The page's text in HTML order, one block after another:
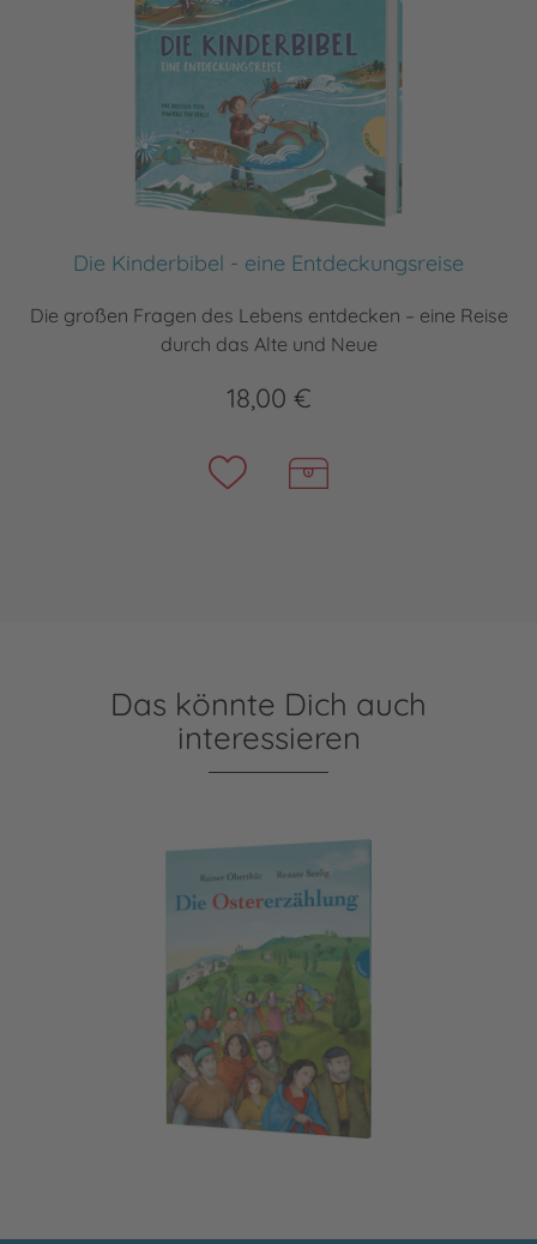
Die Kinderbibel - eine Entdeckungsreise
Die großen Fragen des Lebens entdecken – eine Reise
durch das Alte und Neue
18,00 €
Das könnte Dich auch
interessieren